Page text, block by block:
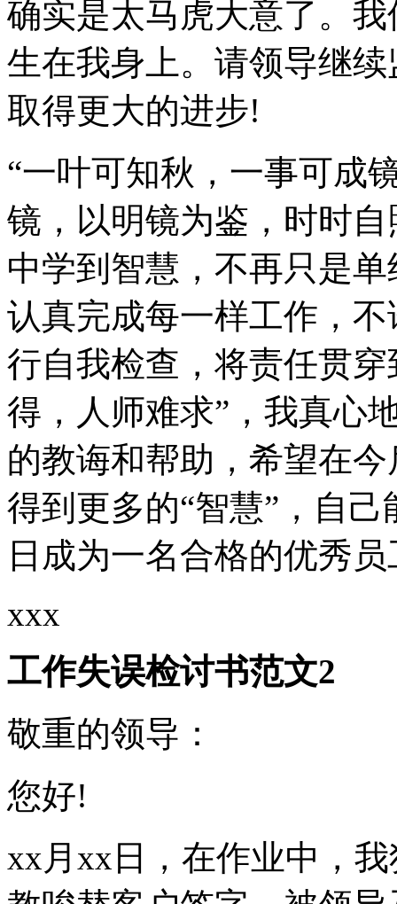
确实是太马虎大意了。
生在我身上。请领导继
取得更大的进步!
“一叶可知秋，一事可成
镜，以明镜为鉴，时时
中学到智慧，不再只是
认真完成每一样工作，
行自我检查，将责任贯
得，人师难求”，我真心
的教诲和帮助，希望在
得到更多的“智慧”，自
日成为一名合格的优秀
xxx
工作失误检讨书范文2
敬重的领导：
您好!
xx月xx日，在作业中，